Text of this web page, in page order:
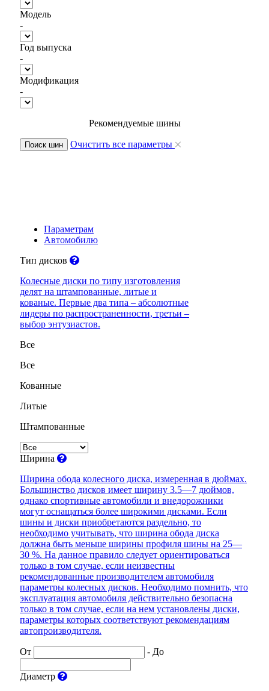
Модель
-
Год выпуска
-
Модификация
-
Рекомендуемые шины
Поиск шин Очистить все параметры
Параметрам
Автомобилю
Тип дисков
Колесные диски по типу изготовления
делят на штампованные, литые и
кованые. Первые два типа – абсолютные
лидеры по распространенности, третьи –
выбор энтузиастов.
Все
Все
Кованные
Литые
Штампованные
Ширина
Ширина обода колесного диска, измеренная в дюймах.
Большинство дисков имеет ширину 3.5—7 дюймов,
однако спортивные автомобили и внедорожники
могут оснащаться более широкими дисками. Если
шины и диски приобретаются раздельно, то
необходимо учитывать, что ширина обода диска
должна быть меньше ширины профиля шины на 25—
30 %. На данное правило следует ориентироваться
только в том случае, если неизвестны
рекомендованные производителем автомобиля
параметры колесных дисков. Необходимо помнить, что
эксплуатация автомобиля действительно безопасна
только в том случае, если на нем установлены диски,
параметры которых соответствуют рекомендациям
автопроизводителя.
От - До
Диаметр